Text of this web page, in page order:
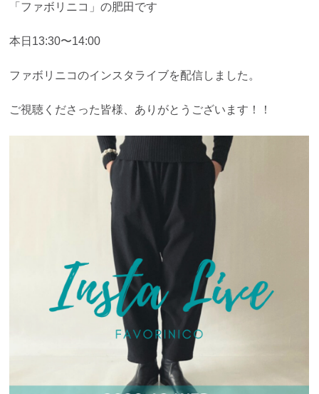
「ファボリニコ」の肥田です
本日13:30〜14:00
ファボリニコのインスタライブを配信しました。
ご視聴くださった皆様、ありがとうございます！！